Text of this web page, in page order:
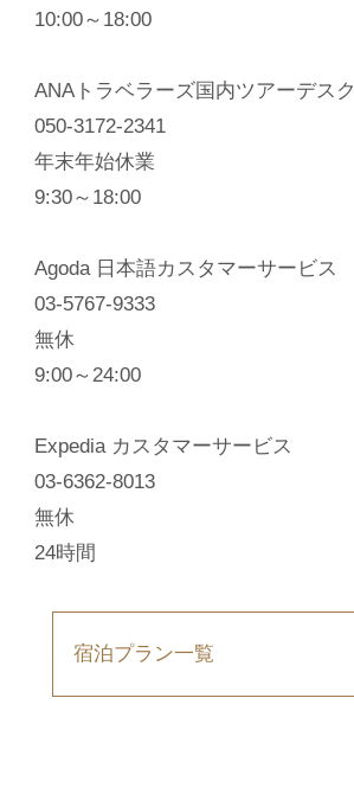
10:00～18:00
ANAトラベラーズ国内ツアーデスク
050-3172-2341
年末年始休業
9:30～18:00
Agoda 日本語カスタマーサービス
03-5767-9333
無休
9:00～24:00
Expedia カスタマーサービス
03-6362-8013
無休
24時間
宿泊プラン一覧